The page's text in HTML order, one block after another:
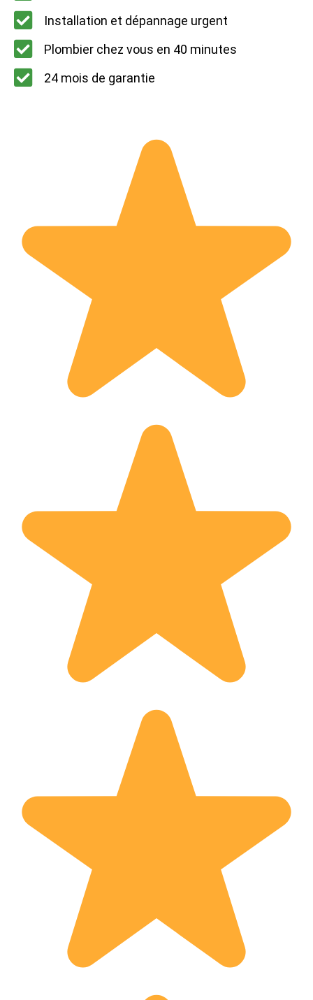
Installation et dépannage urgent
Plombier chez vous en 40 minutes
24 mois de garantie